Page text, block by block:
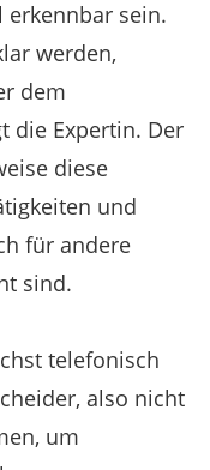
erkennbar sein.
werden,
dem
die Expertin. Der
diese
und
für andere
sind.
telefonisch
also nicht
um